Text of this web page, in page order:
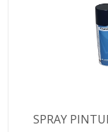
SPRAY